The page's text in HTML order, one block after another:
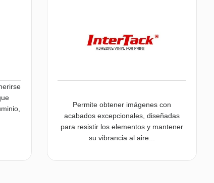
Permite obtener imágenes con
acabados excepcionales, diseñadas
para resistir los elementos y mantener
su vibrancia al aire...